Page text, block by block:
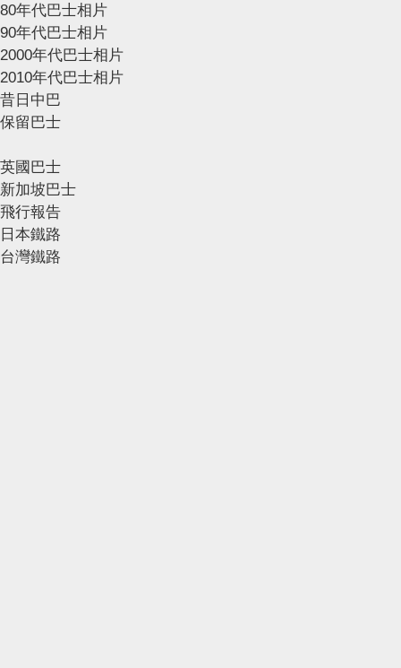
80年代巴士相片
90年代巴士相片
2000年代巴士相片
2010年代巴士相片
昔日中巴
保留巴士
英國巴士
新加坡巴士
飛行報告
日本鐵路
台灣鐵路